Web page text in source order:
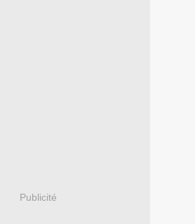
Publicité